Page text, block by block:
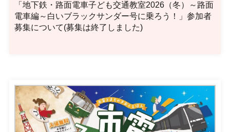
「地下鉄・路面電車子ども交通教室2026（冬）～路面
電車編～白いブラックサンダー号に乗ろう！」参加者
募集について(募集は終了しました)